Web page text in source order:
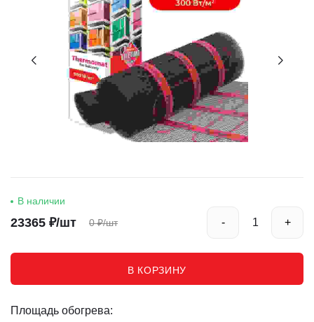
В наличии
23365 ₽/шт 0 ₽/шт - +
В КОРЗИНУ
Площадь обогрева: